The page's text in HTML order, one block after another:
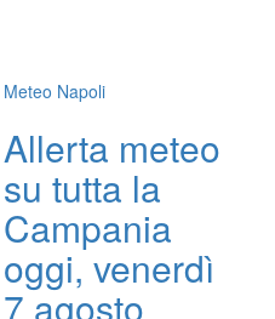
Meteo Napoli
Allerta meteo
su tutta la
Campania
oggi, venerdì
7 agosto